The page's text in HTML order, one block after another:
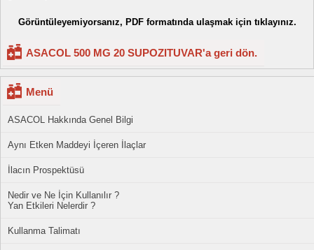
Görüntüleyemiyorsanız, PDF formatında ulaşmak için tıklayınız.
ASACOL 500 MG 20 SUPOZITUVAR'a geri dön.
Menü
ASACOL Hakkında Genel Bilgi
Aynı Etken Maddeyi İçeren İlaçlar
İlacın Prospektüsü
Nedir ve Ne İçin Kullanılır ?
Yan Etkileri Nelerdir ?
Kullanma Talimatı